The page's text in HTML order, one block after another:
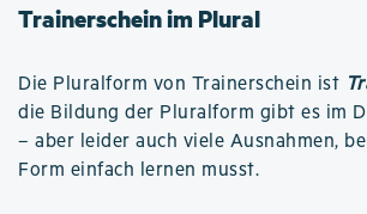
Trainerschein im Plural
Die Pluralform von Trainerschein ist
die Bildung der Pluralform gibt es im
– aber leider auch viele Ausnahmen,
Form einfach lernen musst.